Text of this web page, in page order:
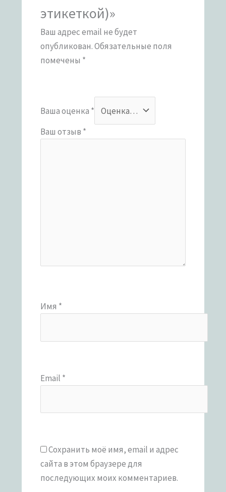
этикеткой)»
Ваш адрес email не будет
опубликован.Обязательные поля
помечены *
Ваша оценка *
Ваш отзыв *
Имя *
Email *
Сохранить моё имя, email и адрес
сайта в этом браузере для
последующих моих комментариев.